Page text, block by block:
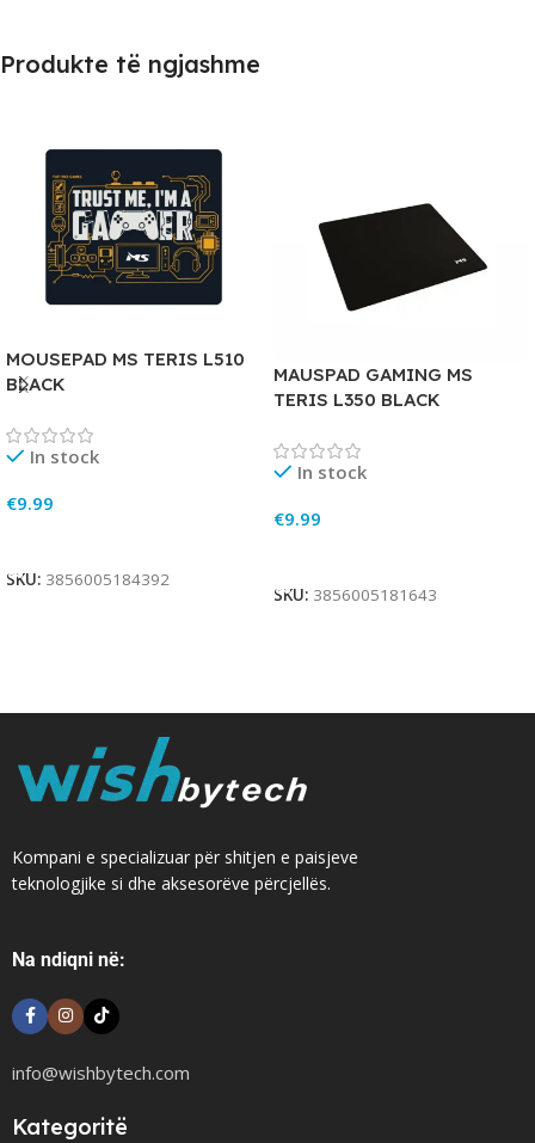
Produkte të ngjashme
MOUSEPAD MS TERIS L510
BLACK
In stock
€9.99
SKU: 3856005184392
MAUSPAD GAMING MS
TERIS L350 BLACK
In stock
€9.99
SKU: 3856005181643
Kompani e specializuar për shitjen e paisjeve
teknologjike si dhe aksesorëve përcjellës.
Na ndiqni në:
info@wishbytech.com
Kategoritë